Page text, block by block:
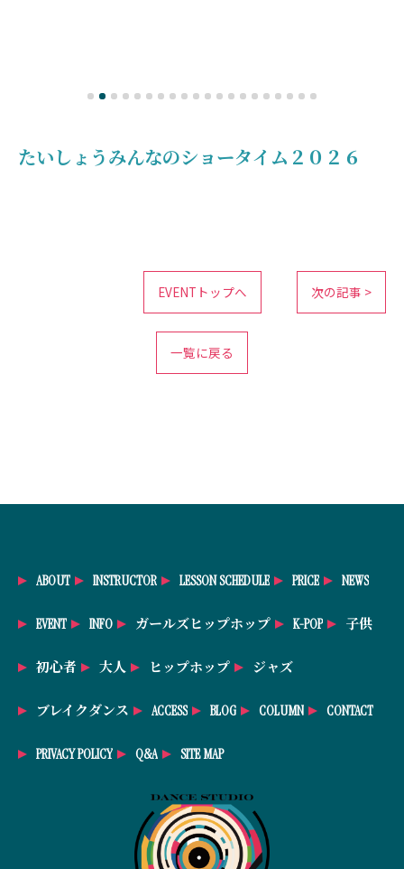
たいしょうみんなのショータイム２０２６
EVENTトップへ 次の記事 >
一覧に戻る
ABOUT INSTRUCTOR LESSON SCHEDULE PRICE NEWS
EVENT INFO ガールズヒップホップ K-POP 子供
初心者 大人 ヒップホップ ジャズ
ブレイクダンス ACCESS BLOG COLUMN CONTACT
PRIVACY POLICY Q&A SITE MAP